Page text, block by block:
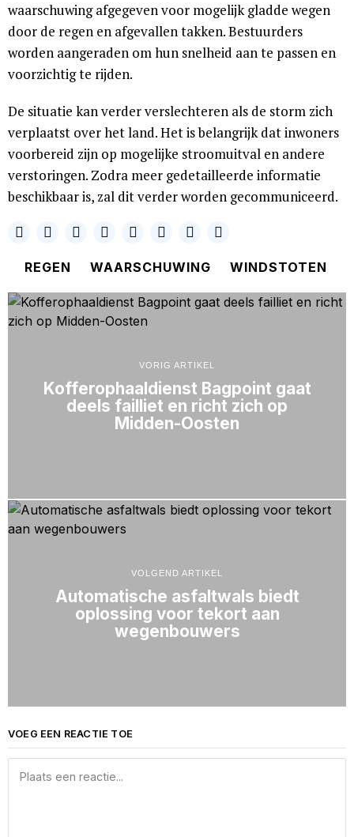
waarschuwing afgegeven voor mogelijk gladde wegen
door de regen en afgevallen takken. Bestuurders
worden aangeraden om hun snelheid aan te passen en
voorzichtig te rijden.
De situatie kan verder verslechteren als de storm zich
verplaatst over het land. Het is belangrijk dat inwoners
voorbereid zijn op mogelijke stroomuitval en andere
verstoringen. Zodra meer gedetailleerde informatie
beschikbaar is, zal dit verder worden gecommuniceerd.
REGEN WAARSCHUWING WINDSTOTEN
VORIG ARTIKEL
Kofferophaaldienst Bagpoint gaat
deels failliet en richt zich op
Midden-Oosten
VOLGEND ARTIKEL
Automatische asfaltwals biedt
oplossing voor tekort aan
wegenbouwers
VOEG EEN REACTIE TOE